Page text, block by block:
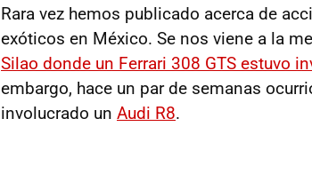
Rara vez hemos publicado acerca de
exóticos en México. Se nos viene a la
Silao donde un Ferrari 308 GTS estuvo
embargo, hace un par de semanas
involucrado un Audi R8.